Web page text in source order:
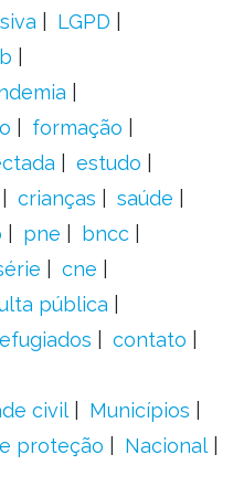
LGPD
formação
estudo
crianças
saúde
pne
bncc
cne
pública
contato
civil
Municípios
proteção
Nacional